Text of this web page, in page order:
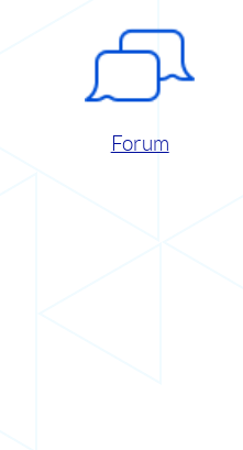
Forum